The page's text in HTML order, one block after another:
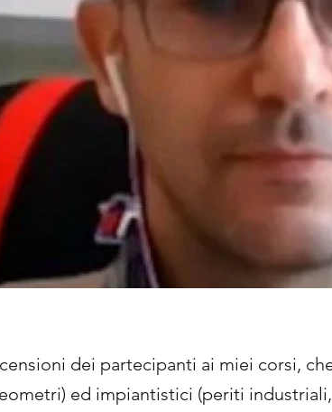
dei partecipanti ai miei corsi,
ed impiantistici (periti